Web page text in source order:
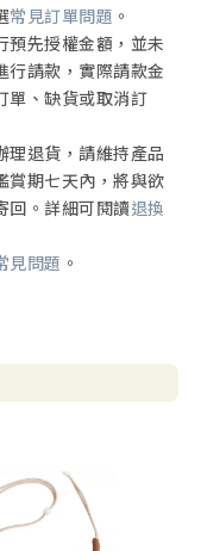
常見訂單問題 。
預先授權金額，並未
行請款，實際請款金
單、缺貨或取消訂
理退貨，請維持產品
賞期七天內，將與欲
回。詳細可閱讀退換
見問題 。